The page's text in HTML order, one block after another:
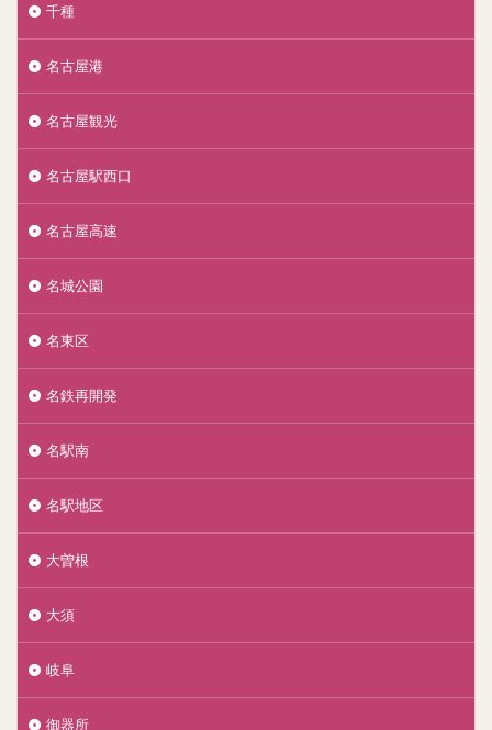
千種
名古屋港
名古屋観光
名古屋駅西口
名古屋高速
名城公園
名東区
名鉄再開発
名駅南
名駅地区
大曽根
大須
岐阜
御器所